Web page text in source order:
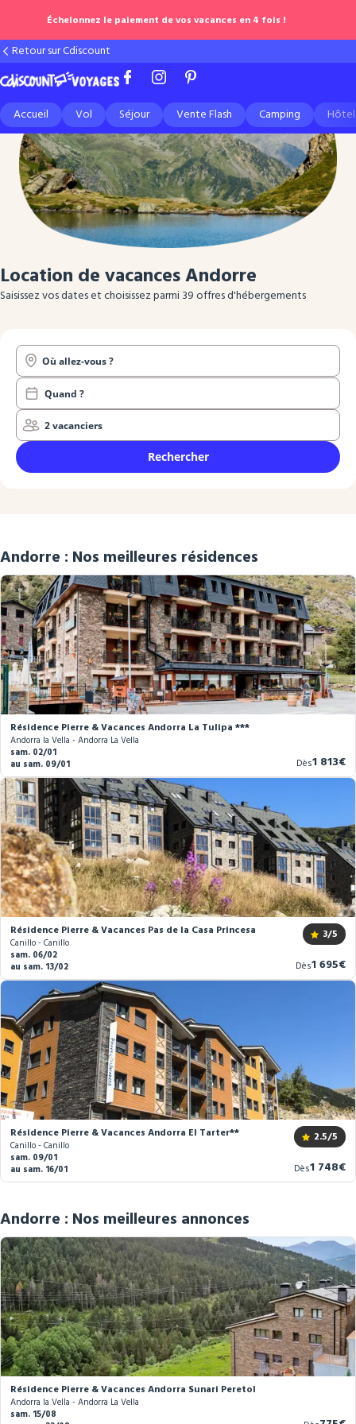
Échelonnez le paiement de vos vacances en 4 fois !
Retour sur Cdiscount
Accueil Vol Séjour Vente Flash Camping Hôtel
Location de vacances Andorre
Saisissez vos dates et choisissez parmi 39 offres d'hébergements
Où allez-vous ?
Quand ?
2 vacanciers
Rechercher
Andorre : Nos meilleures résidences
Résidence Pierre & Vacances Andorra La Tulipa ***
Andorra la Vella - Andorra La Vella
sam. 02/01
au sam. 09/01
Dès
prix
1 813€
Résidence Pierre & Vacances Pas de la Casa Princesa
Canillo - Canillo
3/5
sam. 06/02
au sam. 13/02
Dès
prix
1 695€
Résidence Pierre & Vacances Andorra El Tarter**
Canillo - Canillo
2.5/5
sam. 09/01
au sam. 16/01
DèsNouveau
prix
1 748€
Andorre : Nos meilleures annonces
Résidence Pierre & Vacances Andorra Sunari Peretol
Andorra la Vella - Andorra La Vella
sam. 15/08